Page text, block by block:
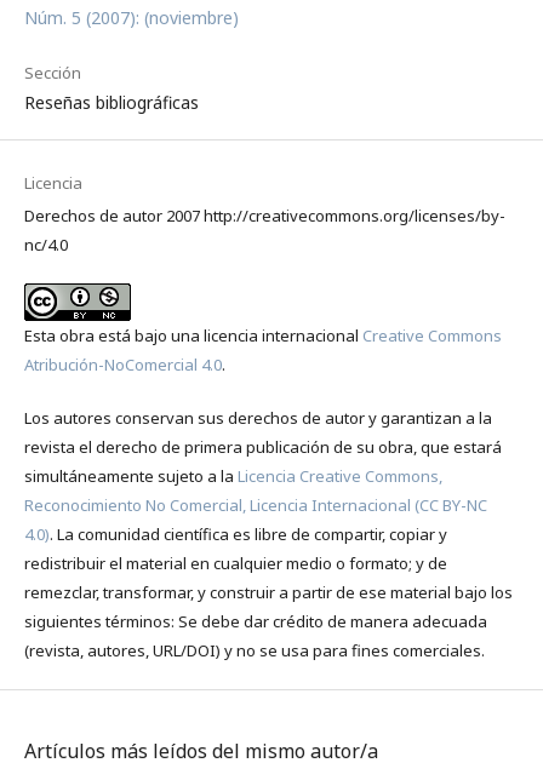
Núm. 5 (2007): (noviembre)
Sección
Reseñas bibliográficas
Licencia
Derechos de autor 2007 http://creativecommons.org/licenses/by-
nc/4.0
Esta obra está bajo una licencia internacional Creative Commons
Atribución-NoComercial 4.0.
Los autores conservan sus derechos de autor y garantizan a la
revista el derecho de primera publicación de su obra, que estará
simultáneamente sujeto a la Licencia Creative Commons,
Reconocimiento No Comercial, Licencia Internacional (CC BY-NC
4.0). La comunidad científica es libre de compartir, copiar y
redistribuir el material en cualquier medio o formato; y de
remezclar, transformar, y construir a partir de ese material bajo los
siguientes términos: Se debe dar crédito de manera adecuada
(revista, autores, URL/DOI) y no se usa para fines comerciales.
Artículos más leídos del mismo autor/a